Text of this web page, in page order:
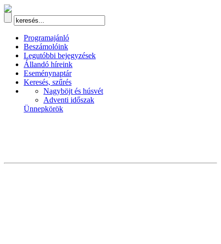
Programajánló
Beszámolóink
Legutóbbi bejegyzések
Állandó híreink
Eseménynaptár
Keresés, szűrés
Nagyböjt és húsvét
Adventi időszak
Ünnepkörök